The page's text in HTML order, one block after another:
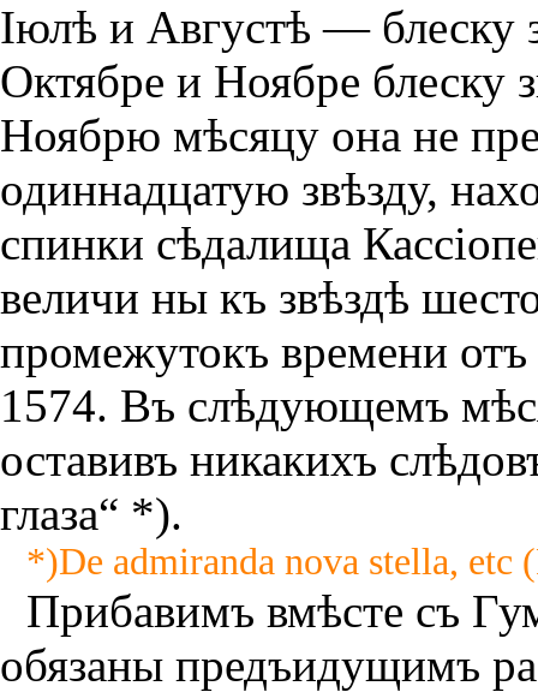
Iюлѣ и Августѣ — блеску
Октябре и Ноябре блеску
Ноябрю мѣсяцу она не
одиннадцатую звѣзду,
спинки сѣдалища
величи ны къ звѣздѣ
промежутокъ времени
1574. Въ слѣдующемъ
оставивъ никакихъ
глаза“ *).
*)De admiranda nova stella, etc
Прибавимъ вмѣсте съ
обязаны предъидущимъ